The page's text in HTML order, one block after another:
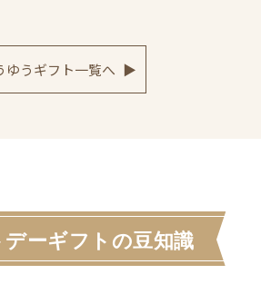
ゆうギフト一覧へ ▶
ーギフトの豆知識